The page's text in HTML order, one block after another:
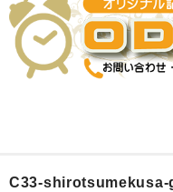
HOME
C33-